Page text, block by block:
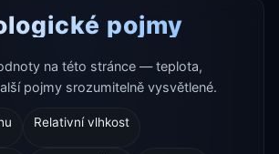
pojmy
na této stránce — teplota,
pojmy srozumitelně vysvětlené.
Relativní vlhkost